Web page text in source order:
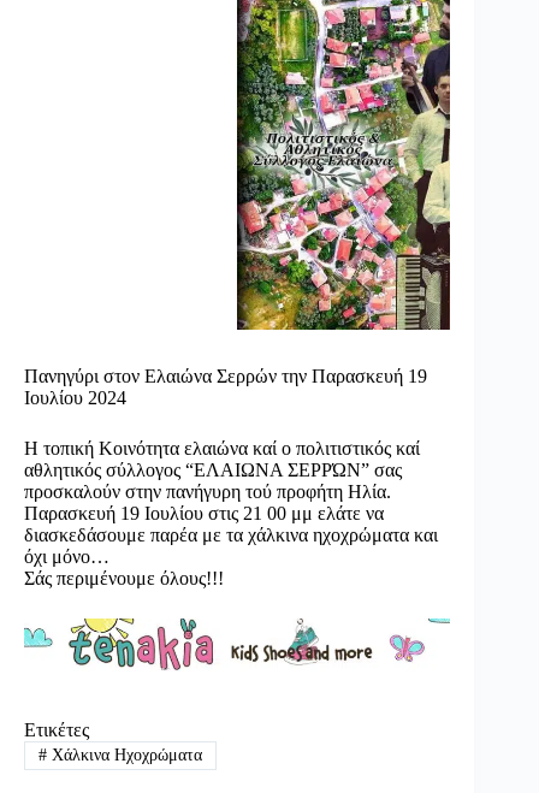
Πανηγύρι στον Ελαιώνα Σερρών την Παρασκευή 19
Ιουλίου 2024
Η τοπική Κοινότητα ελαιώνα καί ο πολιτιστικός καί
αθλητικός σύλλογος “ΕΛΑΙΩΝΑ ΣΕΡΡΏΝ” σας
προσκαλούν στην πανήγυρη τού προφήτη Ηλία.
Παρασκευή 19 Ιουλίου στις 21 00 μμ ελάτε να
διασκεδάσουμε παρέα με τα χάλκινα ηχοχρώματα και
όχι μόνο…
Σάς περιμένουμε όλους!!!
Ετικέτες
#Χάλκινα Ηχοχρώματα